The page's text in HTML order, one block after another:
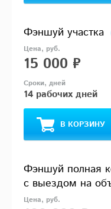
Фэншуй участка
15 000 ₽
14 рабочих дней
В КОРЗИНУ
Фэншуй полная
с выездом на